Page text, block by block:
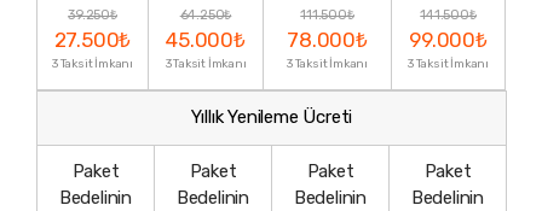
39.250₺
27.500₺
3 Taksit İmkanı
64.250₺
45.000₺
3 Taksit İmkanı
111.500₺
78.000₺
3 Taksit İmkanı
141.500₺
99.000₺
3 Taksit İmkanı
Yıllık Yenileme Ücreti
Paket
Bedelinin
Paket
Bedelinin
Paket
Bedelinin
Paket
Bedelinin